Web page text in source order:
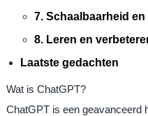
7. Schaalbaarheid
8. Leren en
Laatste gedachten
Wat is ChatGPT?
ChatGPT is een geavanceerd